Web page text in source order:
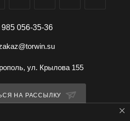
985 056-35-36
ул. Крылова 155
НА РАССЫЛКУ